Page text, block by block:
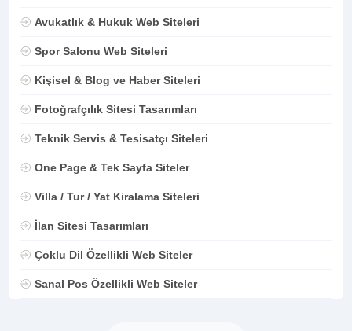
Avukatlık & Hukuk Web Siteleri
Spor Salonu Web Siteleri
Kişisel & Blog ve Haber Siteleri
Fotoğrafçılık Sitesi Tasarımları
Teknik Servis & Tesisatçı Siteleri
One Page & Tek Sayfa Siteler
Villa / Tur / Yat Kiralama Siteleri
İlan Sitesi Tasarımları
Çoklu Dil Özellikli Web Siteler
Sanal Pos Özellikli Web Siteler